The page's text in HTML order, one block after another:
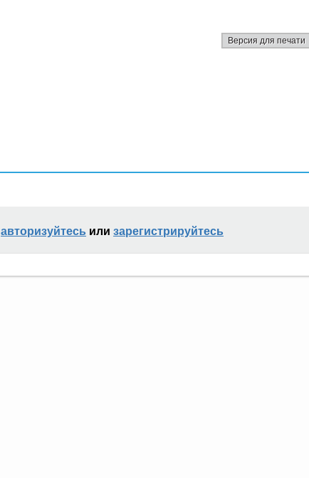
Версия для печати
авторизуйтесь или зарегистрируйтесь